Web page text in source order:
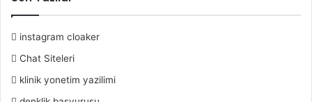
instagram cloaker
Chat Siteleri
klinik yonetim yazilimi